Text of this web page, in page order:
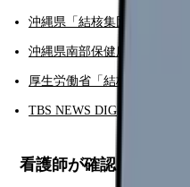
沖縄県「結核集団感染の発生
沖縄県南部保健所「結核」
厚生労働省「結核」
TBS NEWS DIG
看護師が確認したい症状